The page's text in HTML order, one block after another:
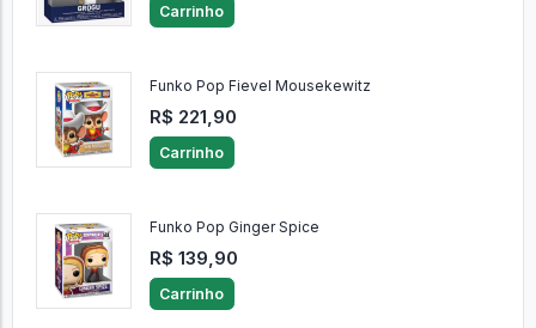
Carrinho
Funko Pop Fievel Mousekewitz
R$ 221,90
Carrinho
Funko Pop Ginger Spice
R$ 139,90
Carrinho